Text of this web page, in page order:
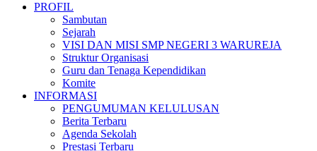
PROFIL
Sambutan
Sejarah
VISI DAN MISI SMP NEGERI 3 WARUREJA
Struktur Organisasi
Guru dan Tenaga Kependidikan
Komite
INFORMASI
PENGUMUMAN KELULUSAN
Berita Terbaru
Agenda Sekolah
Prestasi Terbaru